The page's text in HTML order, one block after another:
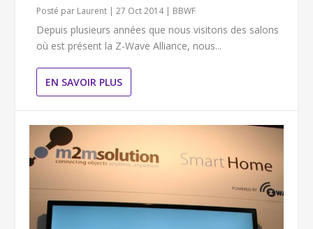
Posté par Laurent |27 Oct 2014| BBWF
Depuis plusieurs années que nous visitons des salons
où est présent la Z-Wave Alliance, nous...
EN SAVOIR PLUS